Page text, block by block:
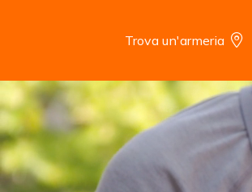
Trova un'armeria